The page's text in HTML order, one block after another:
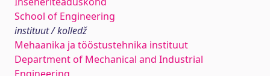
School of Engineering
instituut / kolledž
Mehaanika ja tööstustehnika instituut
Department of Mechanical and Industrial